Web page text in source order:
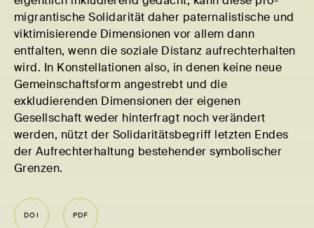
migrantische Solidarität daher paternalistische und
viktimisierende Dimensionen vor allem dann
entfalten, wenn die soziale Distanz aufrechterhalten
wird. In Konstellationen also, in denen keine neue
Gemeinschaftsform angestrebt und die
exkludierenden Dimensionen der eigenen
Gesellschaft weder hinterfragt noch verändert
werden, nützt der Solidaritätsbegriff letzten Endes
der Aufrechterhaltung bestehender symbolischer
Grenzen.
DOI PDF